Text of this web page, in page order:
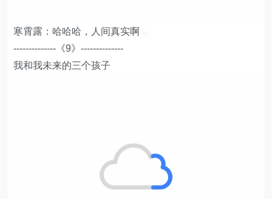
寒霄露：哈哈哈，人间真实啊
--------------《9》--------------
我和我未来的三个孩子